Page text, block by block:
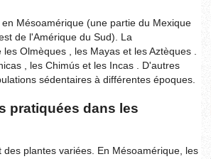
Mésoamérique (une partie du Mexique
de l'Amérique du Sud). La
Olmèques , les Mayas et les Aztèques .
, les Chimús et les Incas . D'autres
sédentaires à différentes époques.
pratiquées dans les
plantes variées. En Mésoamérique, les